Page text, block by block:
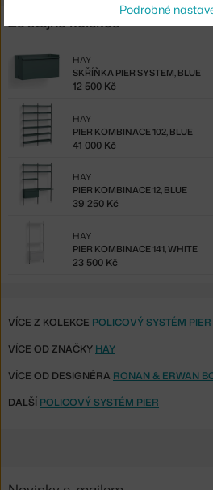
Ze stejné kolekce
SKŘÍŇKA PIER SYSTEM, BLUE
HAY
12 500 Kč
PIER KOMBINACE 102, BLUE
HAY
41 000 Kč
PIER KOMBINACE 12, BLUE
HAY
39 250 Kč
PIER KOMBINACE 141, WHITE
HAY
23 500 Kč
VÍCE Z KOLEKCE POLICOVÝ SYSTÉM PIER
VÍCE OD ZNAČKY HAY
VÍCE OD DESIGNÉRA RONAN & ERWAN
DALŠÍ POLICOVÝ SYSTÉM PIER
Podrobné